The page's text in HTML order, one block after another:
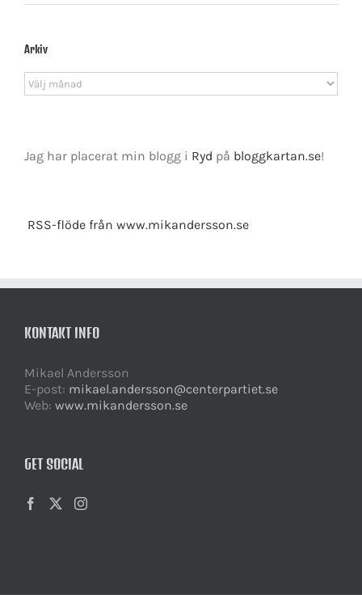
Arkiv
Arkiv
Jag har placerat min blogg i Ryd på bloggkartan.se!
RSS-flöde från www.mikandersson.se
KONTAKT INFO
Mikael Andersson
E-post: mikael.andersson@centerpartiet.se
Web: www.mikandersson.se
GET SOCIAL